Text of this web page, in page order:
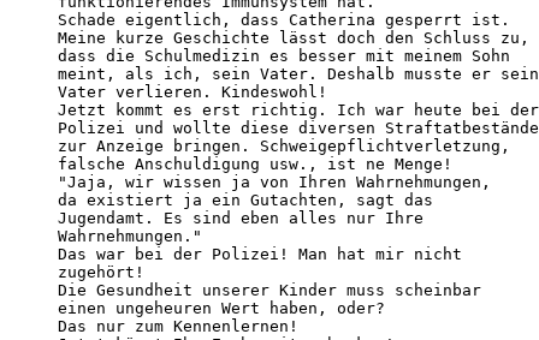
Schade eigentlich, dass Catherina gesperrt ist.
Meine kurze Geschichte lässt doch den Schluss zu,
dass die Schulmedizin es besser mit meinem Sohn
meint, als ich, sein Vater. Deshalb musste er
Vater verlieren. Kindeswohl!
Jetzt kommt es erst richtig. Ich war heute bei der
Polizei und wollte diese diversen Straftatbestände
zur Anzeige bringen. Schweigepflichtverletzung,
falsche Anschuldigung usw., ist ne Menge!
"Jaja, wir wissen ja von Ihren Wahrnehmungen,
da existiert ja ein Gutachten, sagt das
Jugendamt. Es sind eben alles nur Ihre
Wahrnehmungen."
Das war bei der Polizei! Man hat mir nicht
zugehört!
Die Gesundheit unserer Kinder muss scheinbar
einen ungeheuren Wert haben, oder?
Das nur zum Kennenlernen!